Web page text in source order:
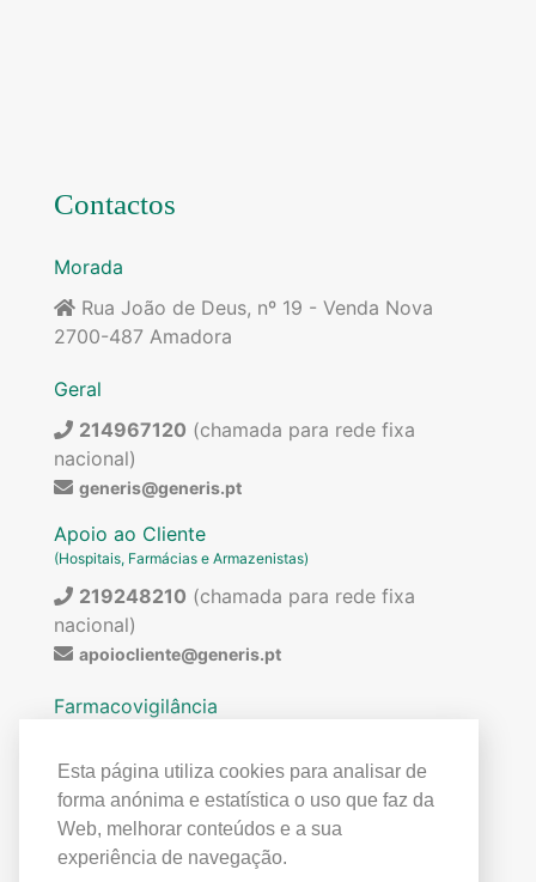
Esta página utiliza cookies para analisar de
forma anónima e estatística o uso que faz da
Web, melhorar conteúdos e a sua
experiência de navegação.
Contactos
Morada
Rua João de Deus, nº 19 - Venda Nova
2700-487 Amadora
Geral
214967120 (chamada para rede fixa
nacional)
generis@generis.pt
Apoio ao Cliente
(Hospitais, Farmácias e Armazenistas)
219248210 (chamada para rede fixa
nacional)
apoiocliente@generis.pt
Farmacovigilância
medicamentos ou para qualquer assunto relacionado
com farmacovigilância (ex: reações adversas)
contactar:
219849300(chamada para rede fixa
nacional)